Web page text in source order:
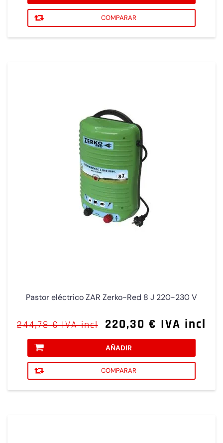
COMPARAR
Pastor eléctrico ZAR Zerko-Red 8 J 220-230 V
244,78 € IVA incl 220,30 € IVA incl
AÑADIR
COMPARAR